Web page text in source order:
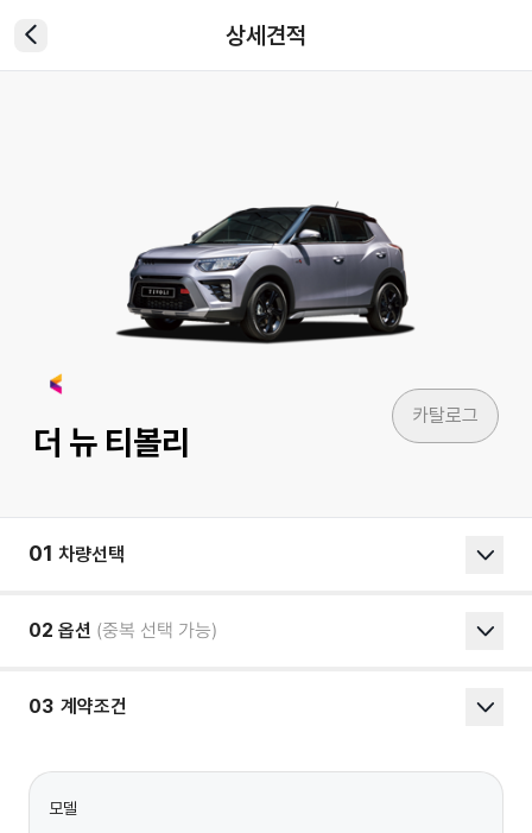
상세견적
더 뉴 티볼리
카탈로그
01 차량선택
02 옵션 (중복 선택 가능)
03 계약조건
모델